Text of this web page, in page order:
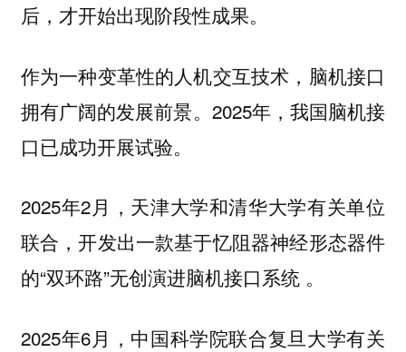
后，才开始出现阶段性成果。
作为一种变革性的人机交互技术，脑机接口
拥有广阔的发展前景。2025年，我国脑机接
口已成功开展试验。
2025年2月，天津大学和清华大学有关单位
联合，开发出一款基于忆阻器神经形态器件
的“双环路”无创演进脑机接口系统 。
2025年6月，中国科学院联合复旦大学有关